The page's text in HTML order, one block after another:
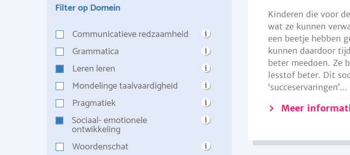
Filter op Domein
Communicatieve redzaamheid
Grammatica
Leren leren
Mondelinge taalvaardigheid
Pragmatiek
Sociaal- emotionele
ontwikkeling
Woordenschat
Kinderen die voor
wat ze kunnen
een beetje hebben
kunnen daardoor
beter meedoen. Ze
lesstof beter. Dit
‘succeservaringen’...
Meer